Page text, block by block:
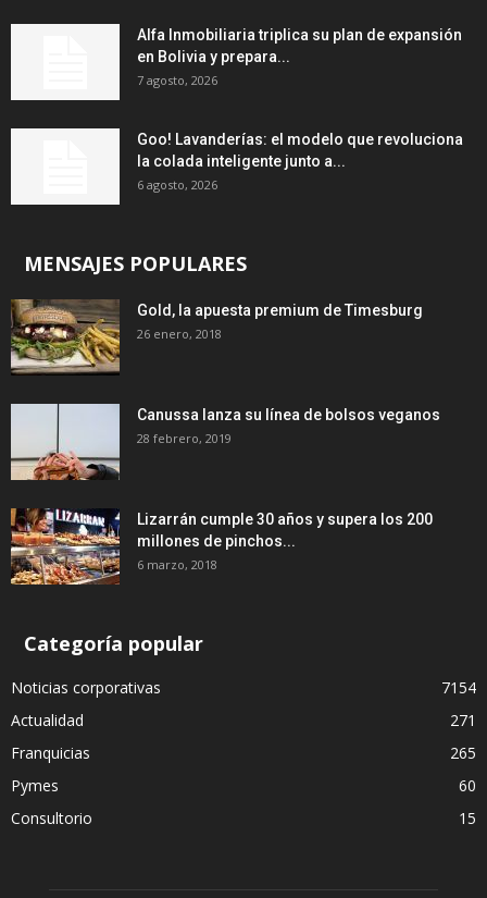
Alfa Inmobiliaria triplica su plan de expansión
en Bolivia y prepara...
7 agosto, 2026
Goo! Lavanderías: el modelo que revoluciona
la colada inteligente junto a...
6 agosto, 2026
MENSAJES POPULARES
Gold, la apuesta premium de Timesburg
26 enero, 2018
Canussa lanza su línea de bolsos veganos
28 febrero, 2019
Lizarrán cumple 30 años y supera los 200
millones de pinchos...
6 marzo, 2018
Categoría popular
Noticias corporativas
7154
Actualidad
271
Franquicias
265
Pymes
60
Consultorio
15